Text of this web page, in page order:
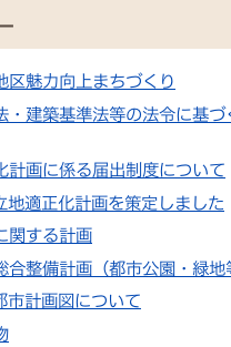
区魅力向上まちづくり
・建築基準法等の法令に基づ
計画に係る届出制度について
地適正化計画を策定しました
関する計画
合整備計画（都市公園・緑地
市計画図について